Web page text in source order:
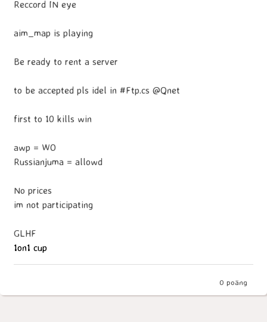
Reccord IN eye
aim_map is playing
Be ready to rent a server
to be accepted pls idel in #Ftp.cs @Qnet
first to 10 kills win
awp = WO
Russianjuma = allowd
No prices
im not participating
GLHF
1on1 cup
0 poäng